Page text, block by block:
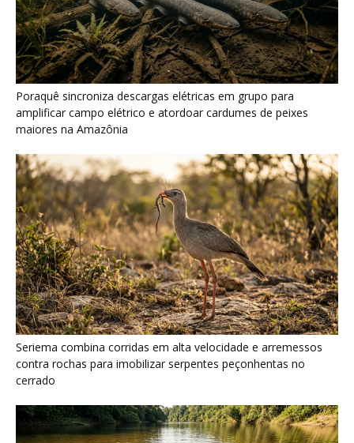
Seriema combina corridas em alta velocidade e arremessos
contra rochas para imobilizar serpentes peçonhentas no
cerrado
Ariranha sincroniza caça coletiva com vocalização subaquática
e cerca cardumes em rios rasos da Amazônia